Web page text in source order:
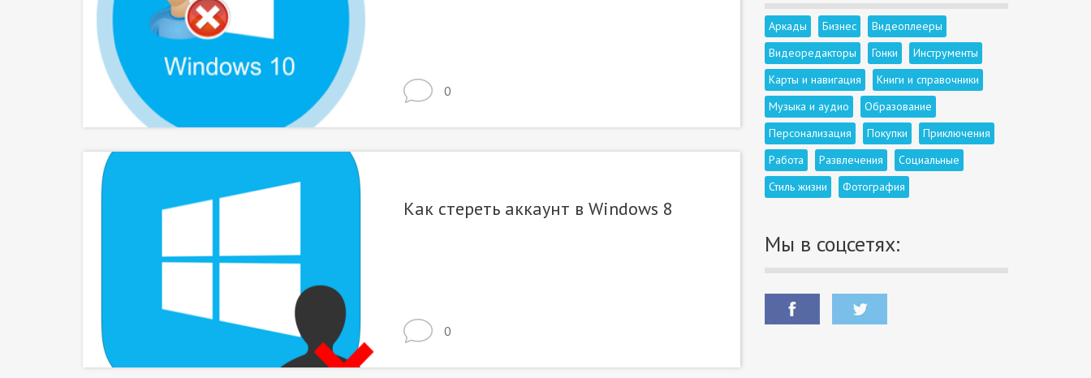
0
Как стереть аккаунт в Windows 8
0
Аркады Бизнес
Видеоплееры
Видеоредакторы
Гонки
Инструменты
Карты и навигация
Книги и справочники
Музыка и аудио
Образование
Персонализация
Покупки
Приключения
Работа
Развлечения
Социальные
Стиль жизни
Фотография
Мы в соцсетях: